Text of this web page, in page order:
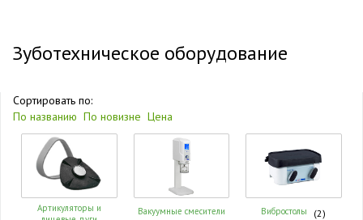
Зуботехническое оборудование
Сортировать по:
По названию По новизне Цена
Артикуляторы и
Вакуумные смесители Вибростолы (2)